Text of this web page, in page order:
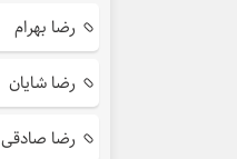
رضا بهرام
رضا شایان
رضا صادقی